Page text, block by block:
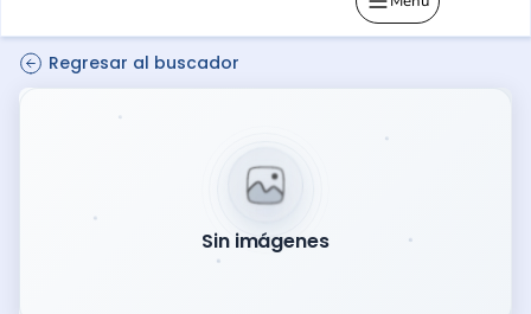
Regresar al buscador
Sin imágenes